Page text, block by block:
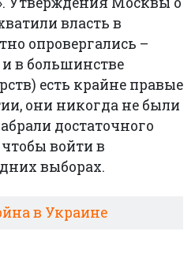
власть в
опровергались –
в большинстве
есть крайне правые
они никогда не были
достаточного
чтобы войти в
выборах.
в Украине